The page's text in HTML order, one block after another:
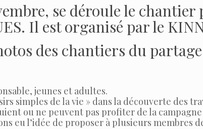
se déroule le
Il est organisé par le
des chantiers du partage
jeunes et adultes.
simples de la vie » dans la découverte des
ou ne peuvent pas profiter de la
eu l’idée de proposer à plusieurs membres